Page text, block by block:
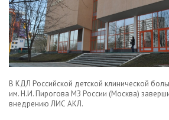
В КДЛ Российской детской клинической
им. Н.И. Пирогова МЗ России (Москва)
внедрению ЛИС АКЛ.